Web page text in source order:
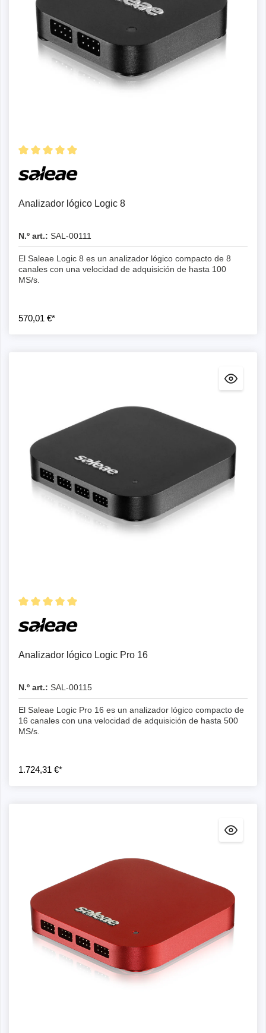
Analizador lógico Logic 8
N.º art.: SAL-00111
El Saleae Logic 8 es un analizador lógico compacto de 8
canales con una velocidad de adquisición de hasta 100
MS/s.
570,01 €*
Analizador lógico Logic Pro 16
N.º art.: SAL-00115
El Saleae Logic Pro 16 es un analizador lógico compacto de
16 canales con una velocidad de adquisición de hasta 500
MS/s.
1.724,31 €*